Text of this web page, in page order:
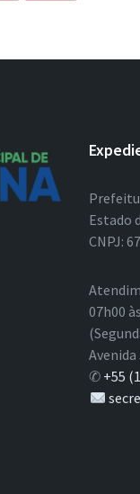
Estado
CNPJ:
07h00
✆ +55